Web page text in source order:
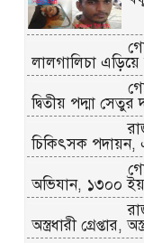
লালগালিচা এড়িয়ে
দ্বিতীয় পদ্মা সেতুর
চিকিৎসক
অভিযান, ১৩০০
অস্ত্রধারী গ্রেপ্তার,